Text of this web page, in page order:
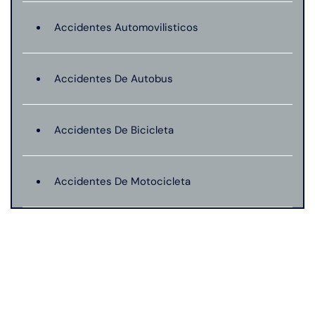
Accidentes Automovilisticos
Accidentes De Autobus
Accidentes De Bicicleta
Accidentes De Motocicleta